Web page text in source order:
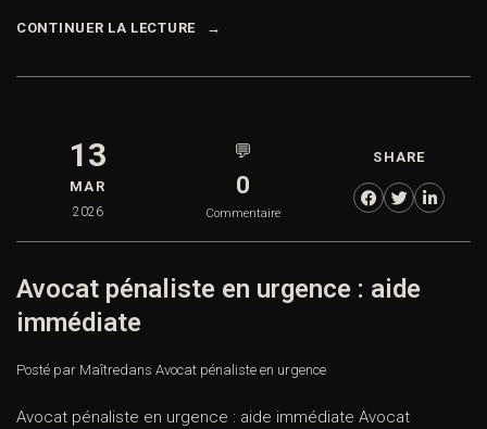
CONTINUER LA LECTURE
13
MAR
2026
💬
0
Commentaire
SHARE
Avocat pénaliste en urgence : aide
immédiate
Posté par Maîtredans Avocat pénaliste en urgence
Avocat pénaliste en urgence : aide immédiate Avocat